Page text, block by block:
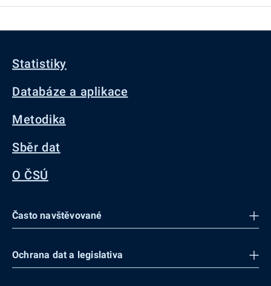
Statistiky
Databáze a aplikace
Metodika
Sběr dat
O ČSÚ
Často navštěvované
Ochrana dat a legislativa